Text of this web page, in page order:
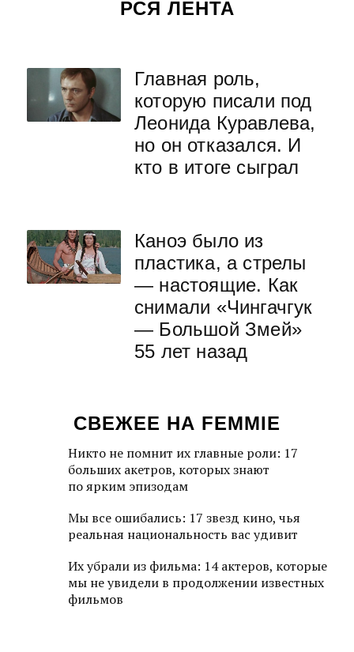
РСЯ ЛЕНТА
Главная роль,
которую писали под
Леонида Куравлева,
но он отказался. И
кто в итоге сыграл
Каноэ было из
пластика, а стрелы
— настоящие. Как
снимали «Чингачгук
— Большой Змей»
55 лет назад
СВЕЖЕЕ НА FEMMIE
Никто не помнит их главные роли: 17
больших акетров, которых знают
по ярким эпизодам
Мы все ошибались: 17 звезд кино, чья
реальная национальность вас удивит
Их убрали из фильма: 14 актеров, которые
мы не увидели в продолжении известных
фильмов